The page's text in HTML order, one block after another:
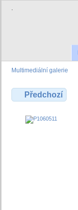
.
Multimediální galerie
Předchozí